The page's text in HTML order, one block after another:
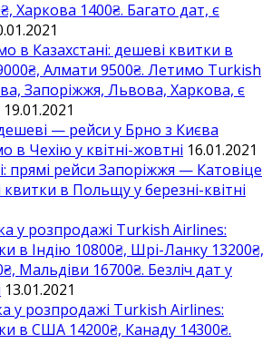
Харкова 1400₴. Багато дат, є
в Казахстані: дешеві квитки в
Алмати 9500₴. Летимо Turkish
Запоріжжя, Львова, Харкова, є
19.01.2021
— рейси у Брно з Києва
в Чехію у квітні-жовтні 16.01.2021
прямі рейси Запоріжжя — Катовіце
в Польщу у березні-квітні
у розпродажі Turkish Airlines:
в Індію 10800₴, Шрі-Ланку 13200₴,
Мальдіви 16700₴. Безліч дат у
13.01.2021
у розпродажі Turkish Airlines:
в США 14200₴, Канаду 14300₴.